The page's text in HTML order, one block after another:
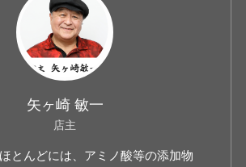
矢ヶ崎 敏一
店主
とんどには、アミノ酸等の添加物